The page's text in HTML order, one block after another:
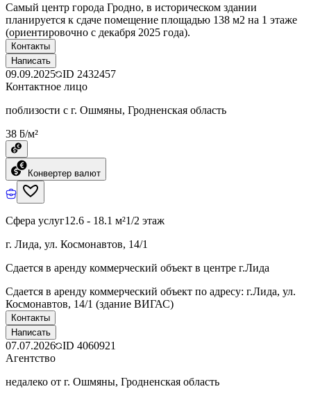
Самый центр города Гродно, в историческом здании
планируется к сдаче помещение площадью 138 м2 на 1 этаже
(ориентировочно с декабря 2025 года).
Контакты
Написать
09.09.2025 ID 2432457
Контактное лицо
поблизости с г. Ошмяны, Гродненская область
38 ƃ/м²
Конвертер валют
Сфера услуг12.6 - 18.1 м²1/2 этаж
г. Лида, ул. Космонавтов, 14/1
Сдается в аренду коммерческий объект в центре г.Лида
Сдается в аренду коммерческий объект по адресу: г.Лида, ул.
Космонавтов, 14/1 (здание ВИГАС)
Контакты
Написать
07.07.2026 ID 4060921
Агентство
недалеко от г. Ошмяны, Гродненская область